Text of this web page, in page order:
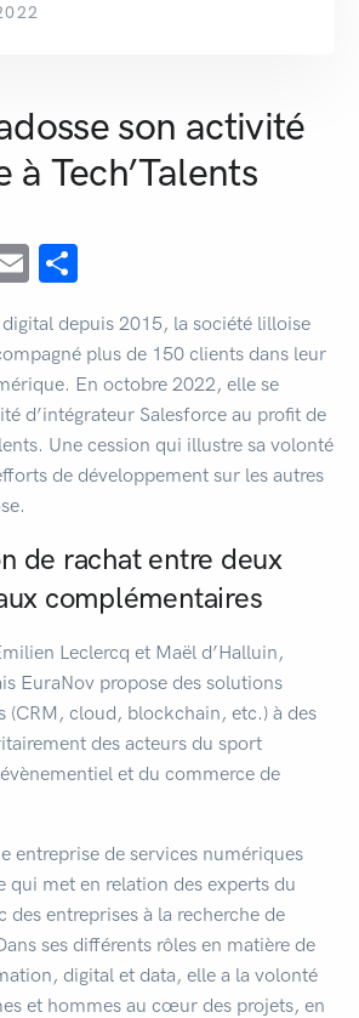
son activité
à Tech’Talents
Email
digital depuis 2015, la société lilloise
plus de 150 clients dans leur
En octobre 2022, elle se
d’intégrateur Salesforce au profit de
Une cession qui illustre sa volonté
de développement sur les autres
de rachat entre deux
complémentaires
Leclercq et Maël d’Halluin,
EuraNov propose des solutions
(CRM, cloud, blockchain, etc.) à des
des acteurs du sport
et du commerce de
entreprise de services numériques
qui met en relation des experts du
des entreprises à la recherche de
ses différents rôles en matière de
digital et data, elle a la volonté
et hommes au cœur des projets, en